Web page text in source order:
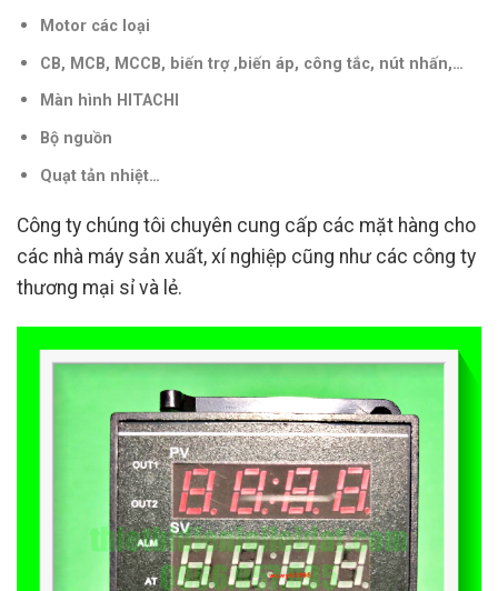
Motor các loại
CB, MCB, MCCB, biến trợ ,biến áp, công tắc, nút nhấn,…
Màn hình HITACHI
Bộ nguồn
Quạt tản nhiệt…
Công ty chúng tôi chuyên cung cấp các mặt hàng cho
các nhà máy sản xuất, xí nghiệp cũng như các công ty
thương mại sỉ và lẻ.